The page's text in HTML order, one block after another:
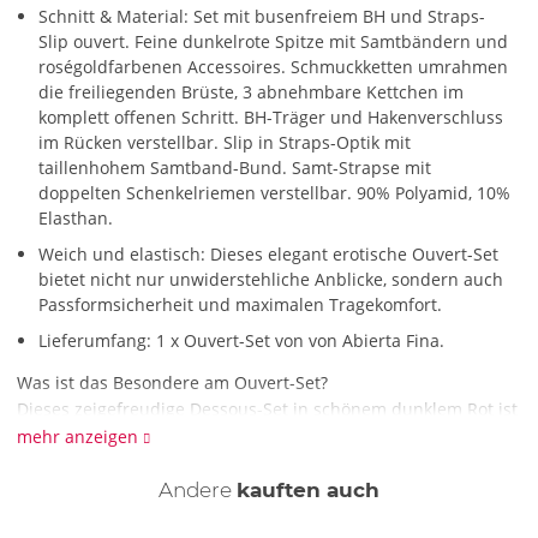
Schnitt & Material: Set mit busenfreiem BH und Straps-
Slip ouvert. Feine dunkelrote Spitze mit Samtbändern und
roségoldfarbenen Accessoires. Schmuckketten umrahmen
die freiliegenden Brüste, 3 abnehmbare Kettchen im
komplett offenen Schritt. BH-Träger und Hakenverschluss
im Rücken verstellbar. Slip in Straps-Optik mit
taillenhohem Samtband-Bund. Samt-Strapse mit
doppelten Schenkelriemen verstellbar. 90% Polyamid, 10%
Elasthan.
Weich und elastisch: Dieses elegant erotische Ouvert-Set
bietet nicht nur unwiderstehliche Anblicke, sondern auch
Passformsicherheit und maximalen Tragekomfort.
Lieferumfang: 1 x Ouvert-Set von von Abierta Fina.
Was ist das Besondere am Ouvert-Set?
Dieses zeigefreudige Dessous-Set in schönem dunklem Rot ist
ein Meisterwerk der Sinnlichkeit! Weiche zarte Spitze und
Ketten umrahmen stilvoll deine freiliegenden Brüste.
mehr anzeigen
Andere kauften auch